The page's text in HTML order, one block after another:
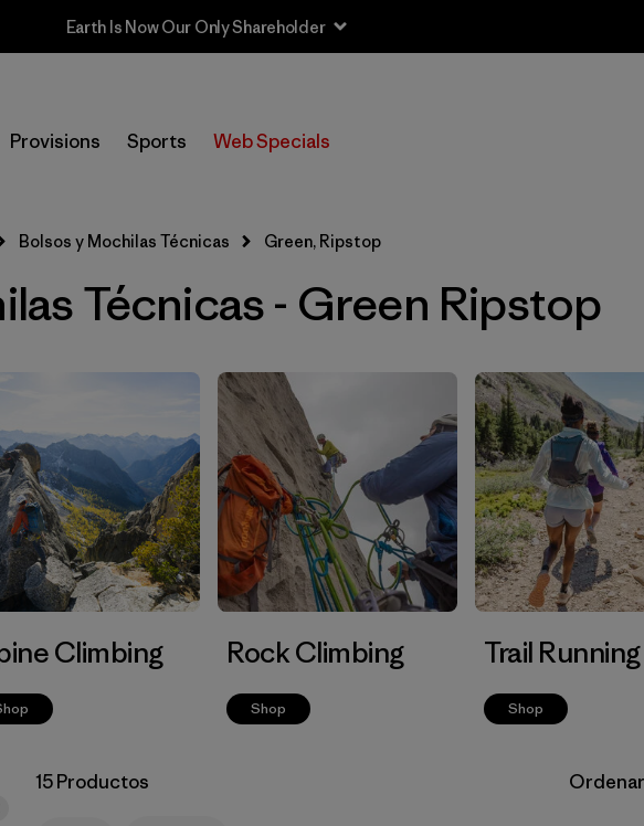
Earth Is Now Our Only Shareholder
Provisions Sports Web Specials
una tienda
por
por
por& Processes
por& Fabric 1
por
Bolsos y Mochilas Técnicas Green, Ripstop
Técnicas - Green Ripstop
Climbing Rock Climbing
Shop
Trail Running
Shop
15 Productos